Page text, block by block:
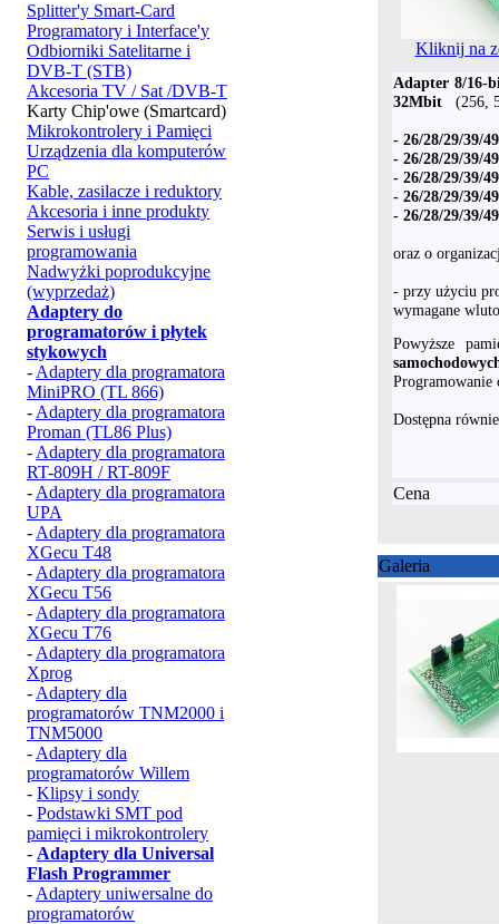
Splitter'y Smart-Card
Programatory i Interface'y
Odbiorniki Satelitarne i
DVB-T (STB)
Akcesoria TV / Sat /DVB-T
Karty Chip'owe (Smartcard)
Mikrokontrolery i Pamięci
Urządzenia dla komputerów
PC
Kable, zasilacze i reduktory
Akcesoria i inne produkty
Serwis i usługi
programowania
Nadwyżki poprodukcyjne
(wyprzedaż)
Adaptery do
programatorów i płytek
stykowych
- Adaptery dla programatora
MiniPRO (TL 866)
- Adaptery dla programatora
Proman (TL86 Plus)
- Adaptery dla programatora
RT-809H / RT-809F
- Adaptery dla programatora
UPA
- Adaptery dla programatora
XGecu T48
- Adaptery dla programatora
XGecu T56
- Adaptery dla programatora
XGecu T76
- Adaptery dla programatora
Xprog
- Adaptery dla
programatorów TNM2000 i
TNM5000
- Adaptery dla
programatorów Willem
- Klipsy i sondy
- Podstawki SMT pod
pamięci i mikrokontrolery
- Adaptery dla Universal
Flash Programmer
- Adaptery uniwersalne do
programatorów
Kliknij na
Adapter 8/16-
32Mbit
(256,
- 26/28/29/39/
- 26/28/29/39/
- 26/28/29/39/
- 26/28/29/39/
- 26/28/29/39/
oraz o
- przy użyciu
wymagane
Powyższe
Dostępna
Cena
Galeria